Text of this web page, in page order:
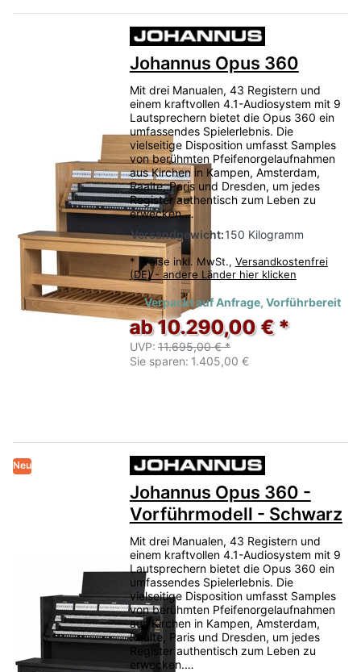
Johannus Opus 360
Mit drei Manualen, 43 Registern und
einem kraftvollen 4.1-Audiosystem mit 9
Lautsprechern bietet die Opus 360 ein
umfassendes Spielerlebnis. Die
vielseitige Disposition umfasst Samples
von berühmten Pfeifenorgelaufnahmen
aus Kirchen in Kampen, Amsterdam,
Raalte, Paris und Dresden, um jedes
Register authentisch zum Leben zu
erwecken.…
Versandgewicht:150 Kilogramm
* Preise inkl. MwSt., Versandkostenfrei
(DE) - andere Länder hier klicken
Verpackt auf Anfrage, Vorführbereit
ab 10.290,00 € *
UVP: 11.695,00 € *
Sie sparen: 1.405,00 €
Neu
Johannus Opus 360 -
Vorführmodell - Schwarz
Mit drei Manualen, 43 Registern und
einem kraftvollen 4.1-Audiosystem mit 9
Lautsprechern bietet die Opus 360 ein
umfassendes Spielerlebnis. Die
vielseitige Disposition umfasst Samples
von berühmten Pfeifenorgelaufnahmen
aus Kirchen in Kampen, Amsterdam,
Raalte, Paris und Dresden, um jedes
Register authentisch zum Leben zu
erwecken.…